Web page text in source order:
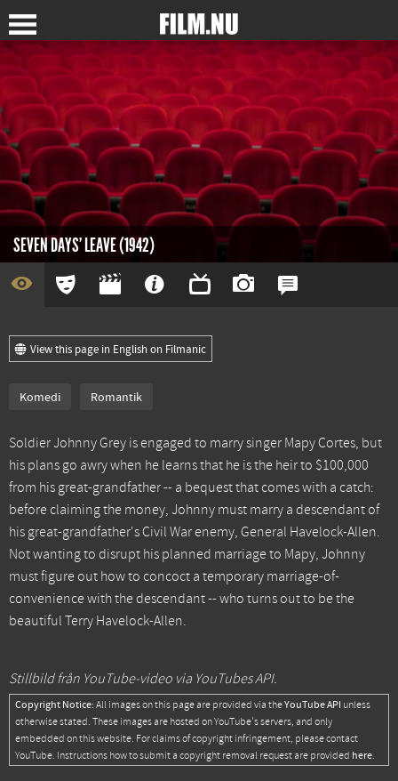
SEVEN DAYS' LEAVE (1942)
View this page in English on Filmanic
Komedi Romantik
Soldier Johnny Grey is engaged to marry singer Mapy Cortes, but
his plans go awry when he learns that he is the heir to $100,000
from his great-grandfather -- a bequest that comes with a catch:
before claiming the money, Johnny must marry a descendant of
his great-grandfather's Civil War enemy, General Havelock-Allen.
Not wanting to disrupt his planned marriage to Mapy, Johnny
must figure out how to concoct a temporary marriage-of-
convenience with the descendant -- who turns out to be the
beautiful Terry Havelock-Allen.
Stillbild från YouTube-video via YouTubes API.
Copyright Notice: All images on this page are provided via theYouTube API unless
otherwise stated. These images are hosted on YouTube's servers, and only
embedded on this website. For claims of copyright infringement, please contact
YouTube. Instructions how to submit a copyright removal request are provided here.